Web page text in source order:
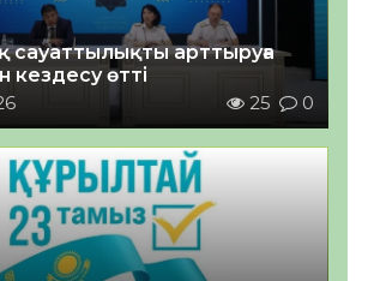
арттыруға
кездесу өтті
25 0